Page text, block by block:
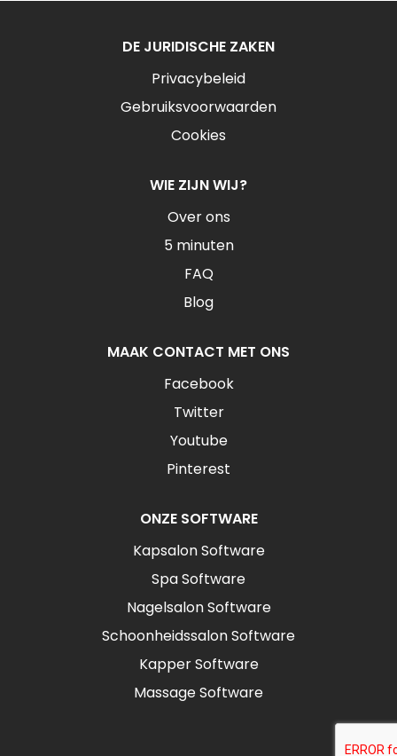
DE JURIDISCHE ZAKEN
Privacybeleid
Gebruiksvoorwaarden
Cookies
WIE ZIJN WIJ?
Over ons
5 minuten
FAQ
Blog
MAAK CONTACT MET ONS
Facebook
Twitter
Youtube
Pinterest
ONZE SOFTWARE
Kapsalon Software
Spa Software
Nagelsalon Software
Schoonheidssalon Software
Kapper Software
Massage Software